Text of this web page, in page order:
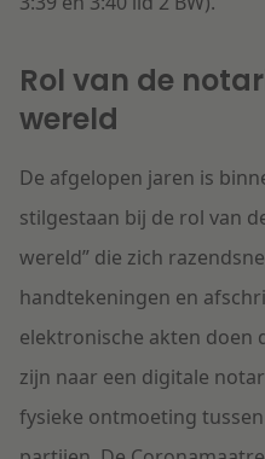
Rol van de
wereld
De afgelopen jaren is
stilgestaan bij de rol van
wereld” die zich
handtekeningen en
elektronische akten doen
zijn naar een digitale
fysieke ontmoeting